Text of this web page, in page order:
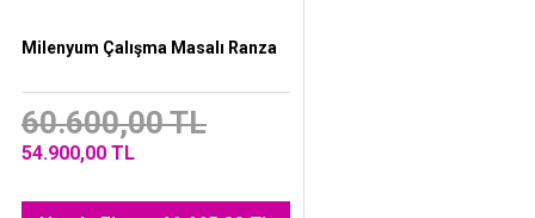
Milenyum Çalışma Masalı Ranza
60.600,00 TL
54.900,00 TL